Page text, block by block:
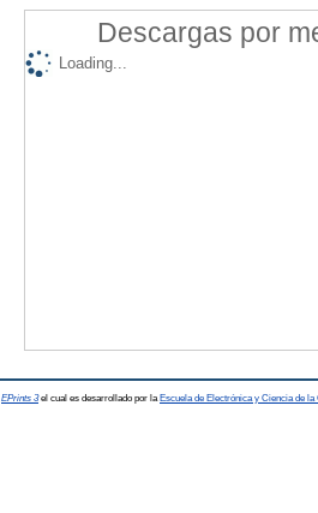
Descargas por
Loading...
EPrints 3el cual es desarrollado por la Escuela de Electrónica y Ciencia de la